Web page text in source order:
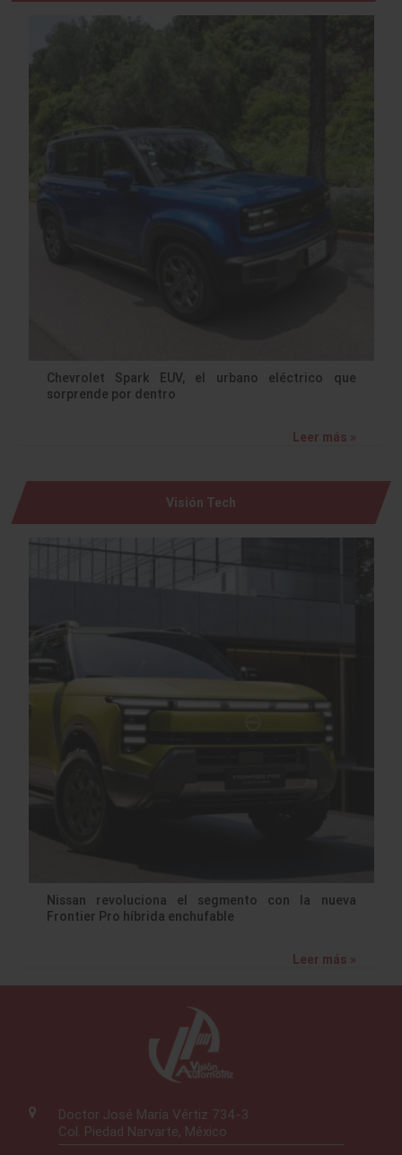
Chevrolet Spark EUV, el urbano eléctrico que
sorprende por dentro
Leer más »
Visión Tech
Nissan revoluciona el segmento con la nueva
Frontier Pro híbrida enchufable
Leer más »
Doctor José María Vértiz 734-3
Col. Piedad Narvarte, México